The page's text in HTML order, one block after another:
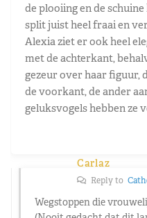
de plooiing en de
split juist heel fraai en
Alexia ziet er ook heel
met de achterkant,
gezeur over haar figuur,
de voorkant, de ander
geluksvogels hebben ze
Carlaz
Reply to
Wegstoppen die